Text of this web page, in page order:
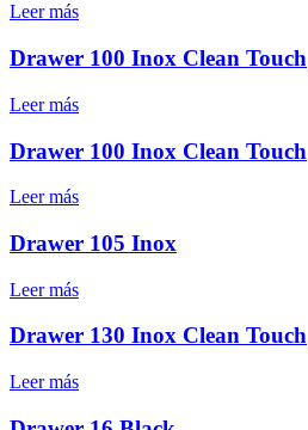
Leer más
Drawer 100 Inox Clean Touch
Leer más
Drawer 100 Inox Clean Touch
Leer más
Drawer 105 Inox
Leer más
Drawer 130 Inox Clean Touch
Leer más